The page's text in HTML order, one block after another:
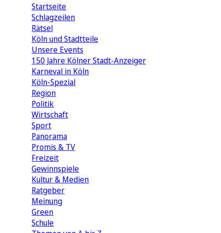
Startseite
Schlagzeilen
Rätsel
Köln und Stadtteile
Unsere Events
150 Jahre Kölner Stadt-Anzeiger
Karneval in Köln
Köln-Spezial
Region
Politik
Wirtschaft
Sport
Panorama
Promis & TV
Freizeit
Gewinnspiele
Kultur & Medien
Ratgeber
Meinung
Green
Schule